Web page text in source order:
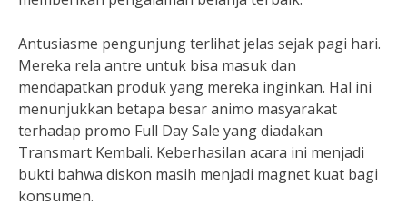
Antusiasme pengunjung terlihat jelas sejak pagi hari.
Mereka rela antre untuk bisa masuk dan
mendapatkan produk yang mereka inginkan. Hal ini
menunjukkan betapa besar animo masyarakat
terhadap promo Full Day Sale yang diadakan
Transmart Kembali. Keberhasilan acara ini menjadi
bukti bahwa diskon masih menjadi magnet kuat bagi
konsumen.